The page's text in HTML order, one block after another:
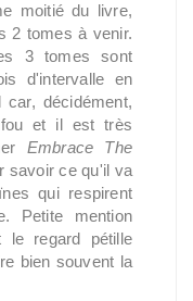
moitié du livre,
2 tomes à venir.
3 tomes sont
d'intervalle en
décidément,
et il est très
Embrace The
savoir ce qu'il va
qui respirent
Petite mention
le regard pétille
bien souvent la